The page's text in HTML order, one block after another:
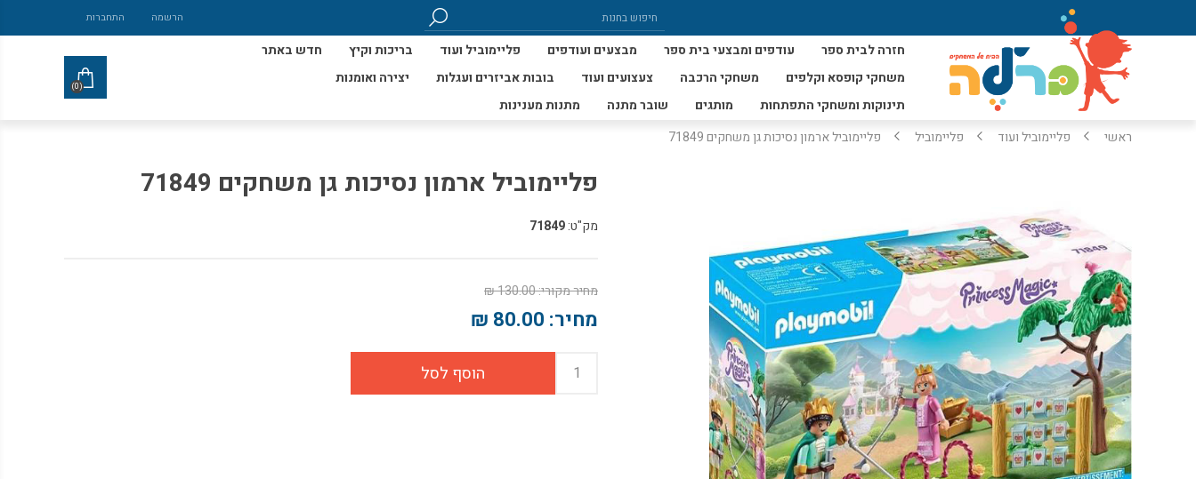
הרשמה התחברות
חזרה לבית ספר עודפים ומבצעי בית ספר מבצעים ועודפים פליימוביל ועוד בריכות וקיץ
חדש באתר
משחקי קופסא וקלפים
משחקי הרכבה צעצועים ועוד בובות אביזרים ועגלות
יצירה ואומנות
תינוקות ומשחקי התפתחות
מותגים שובר מתנה מתנות מענינות
(0)
ראשי פליימוביל ועוד פליימוביל פליימוביל ארמון נסיכות גן משחקים 71849
פליימוביל ארמון נסיכות גן משחקים 71849
מק"ט:71849
מחיר מקורי:130.00 ₪
מחיר: 80.00 ₪